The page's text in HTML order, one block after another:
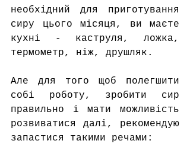
необхідний для приготування
сиру цього місяця, ви маєте
кухні - каструля, ложка,
термометр, ніж, друшляк.
Але для того щоб полегшити
собі роботу, зробити сир
правильно і мати можливість
розвиватися далі, рекомендую
запастися такими речами: